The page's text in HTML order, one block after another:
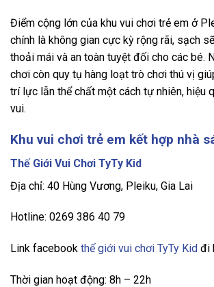
Điểm cộng lớn của khu vui chơi trẻ em ở
chính là không gian cực kỳ rộng rãi, sạch
thoải mái và an toàn tuyệt đối cho các bé.
chơi còn quy tụ hàng loạt trò chơi thú vị
trí lực lẫn thể chất một cách tự nhiên, hiệu
vui.
Khu vui chơi trẻ em kết hợp nhà
Thế Giới Vui Chơi TyTy Kid
Địa chỉ: 40 Hùng Vương, Pleiku, Gia Lai
Hotline: 0269 386 40 79
Link facebook thế giới vui chơi TyTy Kid đi
Thời gian hoạt động: 8h – 22h